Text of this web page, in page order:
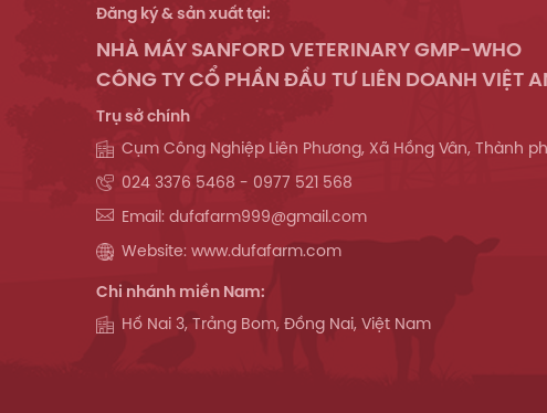
Đăng ký & sản xuất tại:
NHÀ MÁY SANFORD VETERINARY GMP-WHO
CÔNG TY CỔ PHẦN ĐẦU TƯ LIÊN DOANH VIỆT
Trụ sở chính
Cụm Công Nghiệp Liên Phương, Xã Hồng Vân, Thành
024 3376 5468 - 0977 521 568
Email: dufafarm999@gmail.com
Website: www.dufafarm.com
Chi nhánh miền Nam:
Hố Nai 3, Trảng Bom, Đồng Nai, Việt Nam